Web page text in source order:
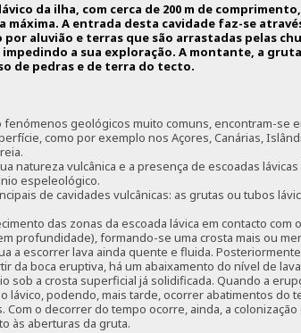
da ilha, com cerca de 200 m de
máxima. A entrada desta cavidade faz-se
aluvião e terras que são arrastadas pelas
a sua exploração. A montante, a
de pedras e de terra do tecto.
fenómenos geológicos muito comuns, encontram-se
como por exemplo nos Açores, Canárias,
natureza vulcânica e a presença de escoadas lávicas
espeleológico.
de cavidades vulcânicas: as grutas ou tubos
das zonas da escoada lávica em contacto com
profundidade), formando-se uma crosta mais ou
a escorrer lava ainda quente e fluida.
da boca eruptiva, há um abaixamento do nível de
sob a crosta superficial já solidificada. Quando a
lávico, podendo, mais tarde, ocorrer abatimentos do
o decorrer do tempo ocorre, ainda, a colonização
às aberturas da gruta.